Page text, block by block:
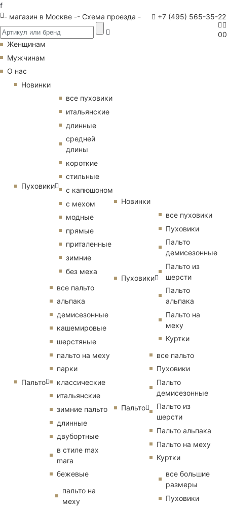
f
- магазин в Москве -- Схема проезда - +7 (495) 565-35-22
00
Женщинам
Мужчинам
О нас
Новинки
Пуховики
все пуховики
итальянские
длинные
средней
длины
короткие
стильные
с капюшоном
с мехом
модные
прямые
приталенные
зимние
без меха
Пальто
все пальто
альпака
демисезонные
кашемировые
шерстяные
пальто на меху
парки
классические
итальянские
зимние пальто
длинные
двубортные
в стиле max
mara
бежевые
пальто на
меху
Новинки
Пуховики
все пуховики
Пуховики
Пальто
демисезонные
Пальто из
шерсти
Пальто
альпака
Пальто на
меху
Куртки
Пальто
все пальто
Пуховики
Пальто
демисезонные
Пальто из
шерсти
Пальто альпака
Пальто на меху
Куртки
все большие
размеры
Пуховики